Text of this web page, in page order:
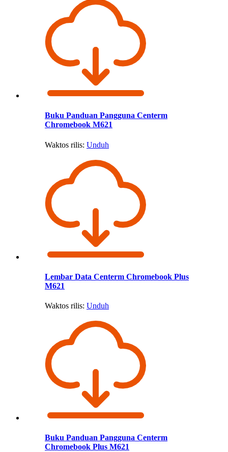
Buku Panduan Pangguna Centerm
Chromebook M621
Waktos rilis: Unduh
Lembar Data Centerm Chromebook Plus
M621
Waktos rilis: Unduh
Buku Panduan Pangguna Centerm
Chromebook Plus M621